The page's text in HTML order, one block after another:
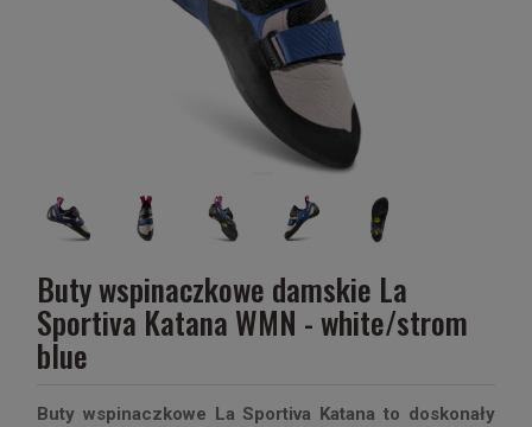
Buty wspinaczkowe damskie La
Sportiva Katana WMN - white/strom
blue
Buty wspinaczkowe La Sportiva Katana to doskonały